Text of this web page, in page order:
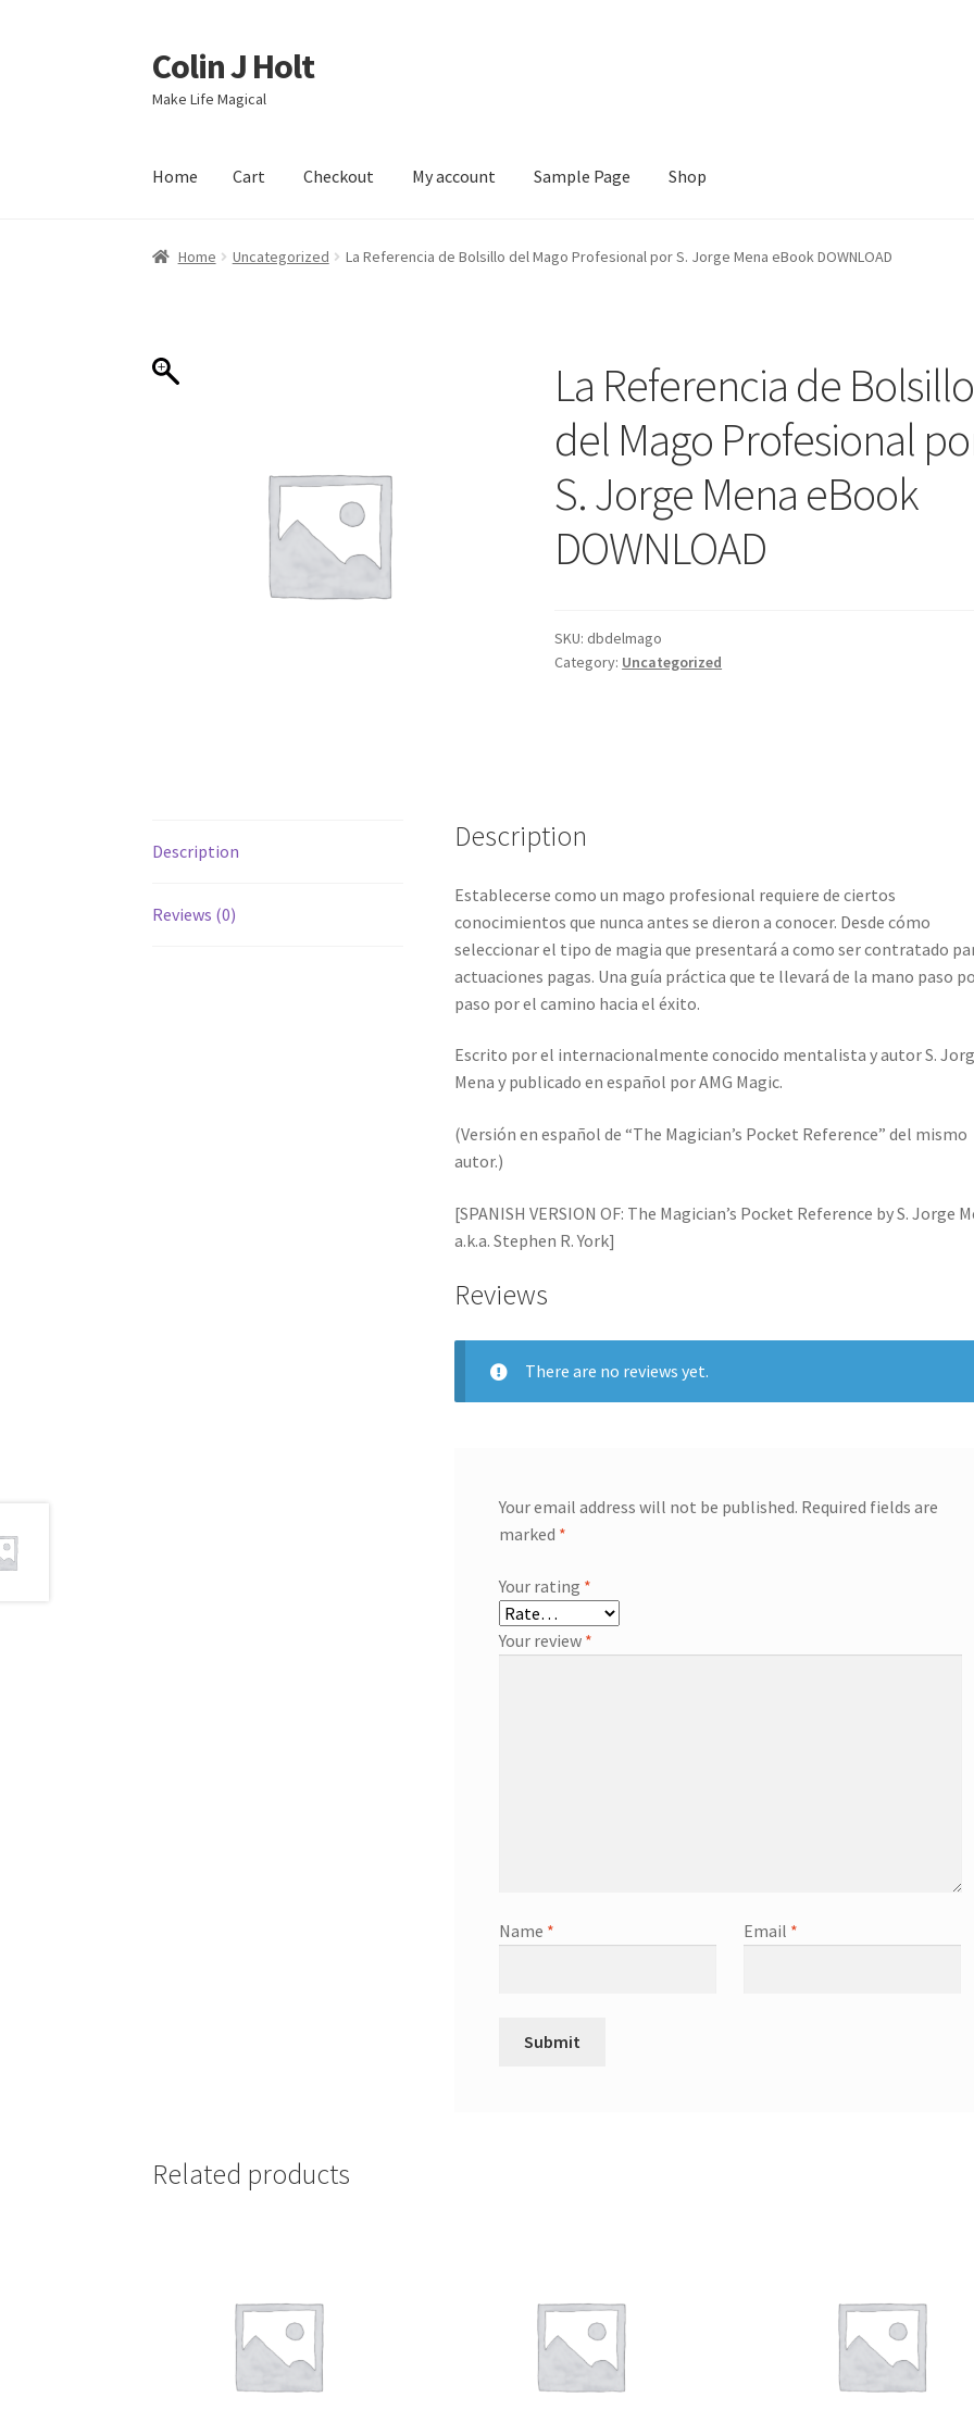
Skip
to
navigation
Skip
to
content
Colin J Holt
Make Life Magical
Home Cart Checkout My account Sample Page Shop
Home Checkout My account Sample PageShop
Home Uncategorized La Referencia de Bolsillo del Mago Profesional por S. Jorge Mena eBook DOWNLOAD
La Referencia de Bolsillo
del Mago Profesional
S. Jorge Mena eBook
DOWNLOAD
SKU: dbdelmago
Category: Uncategorized
Description
Reviews (0)
Description
Establecerse como un mago profesional requiere de ciertos
conocimientos que nunca antes se dieron a conocer. Desde cómo
seleccionar el tipo de magia que presentará a como ser contratado
actuaciones pagas. Una guía práctica que te llevará de la mano paso
paso por el camino hacia el éxito.
Escrito por el internacionalmente conocido mentalista y autor S.
Mena y publicado en español por AMG Magic.
(Versión en español de “The Magician’s Pocket Reference” del mismo
autor.)
[SPANISH VERSION OF: The Magician’s Pocket Reference by S. Jorge
a.k.a. Stephen R. York]
Reviews
There are no reviews yet.
Your email address will not be published. Required fields are
marked *
Your rating *
Your review *
Name * Email *
Related products